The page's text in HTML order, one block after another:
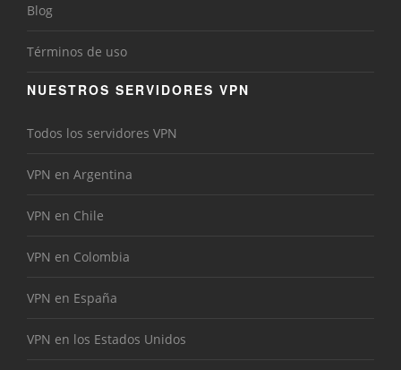
Blog
Términos de uso
NUESTROS SERVIDORES VPN
Todos los servidores VPN
VPN en Argentina
VPN en Chile
VPN en Colombia
VPN en España
VPN en los Estados Unidos